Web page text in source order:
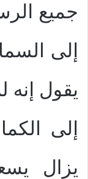
يقول إنه
إلى
يزال